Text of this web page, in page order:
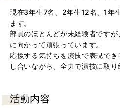
現在3年生7名、2年生12名、1年
ます。
部員のほとんどが未経験者です
に向かって頑張っています。
応援する気持ちを演技で表現で
し合いながら、全力で演技に取り
活動内容